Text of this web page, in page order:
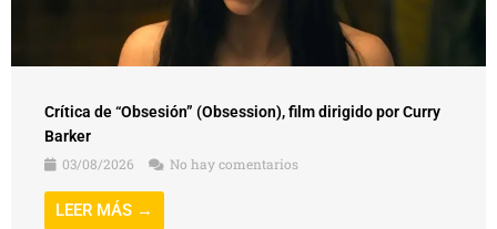
Crítica de “Obsesión” (Obsession), film dirigido por Curry
Barker
03/08/2026
No hay comentarios
LEER MÁS →